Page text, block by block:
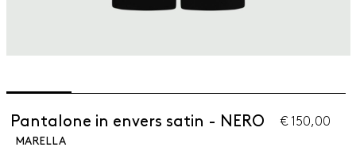
Pantalone in envers satin - NERO € 150,00
MARELLA